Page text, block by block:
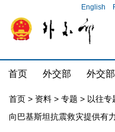
English
首页 外交部 外交
首页 > 资料 > 专题 > 以往专
向巴基斯坦抗震救灾提供有